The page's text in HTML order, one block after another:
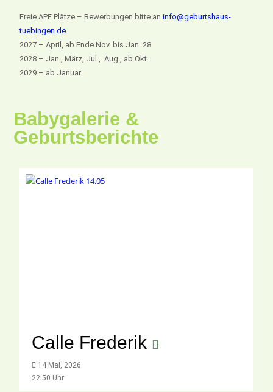
Freie APE Plätze – Bewerbungen bitte aninfo@geburtshaus-
tuebingen.de
2027 – April, ab Ende Nov. bis Jan. 28
2028 – Jan., März, Jul., Aug., ab Okt.
2029 – ab Januar
Babygalerie &
Geburtsberichte
Calle Frederik
14 Mai, 2026
22:50 Uhr